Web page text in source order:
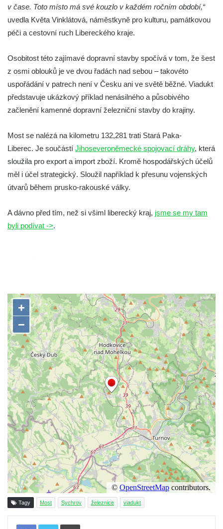
v čase. Toto místo má své kouzlo v každém ročním období,“
uvedla Květa Vinklátová, náměstkyně pro kulturu, památkovou
péči a cestovní ruch Libereckého kraje.
Osobitost této zajímavé dopravní stavby spočívá v tom, že šest
z osmi oblouků je ve dvou řadách nad sebou – takovéto
uspořádání v patrech není v Česku ani ve světě běžné. Viadukt
představuje ukázkový příklad nenásilného a působivého
začlenění kamenné dopravní železniční stavby do krajiny.
Most se nalézá na kilometru 132,281 trati Stará Paka-
Liberec. Je součástí Jihoseveroněmecké spojovací dráhy, která
sloužila pro export a import zboží. Kromě hospodářských účelů
měl i účel strategický. Sloužil například k přesunu vojenských
útvarů během prusko-rakouské války.
A dávno před tím, než si všiml liberecký kraj, jsme se my tam
byli podívat ->.
Tagy Most Sychrov železnice viadukt
Tisknout